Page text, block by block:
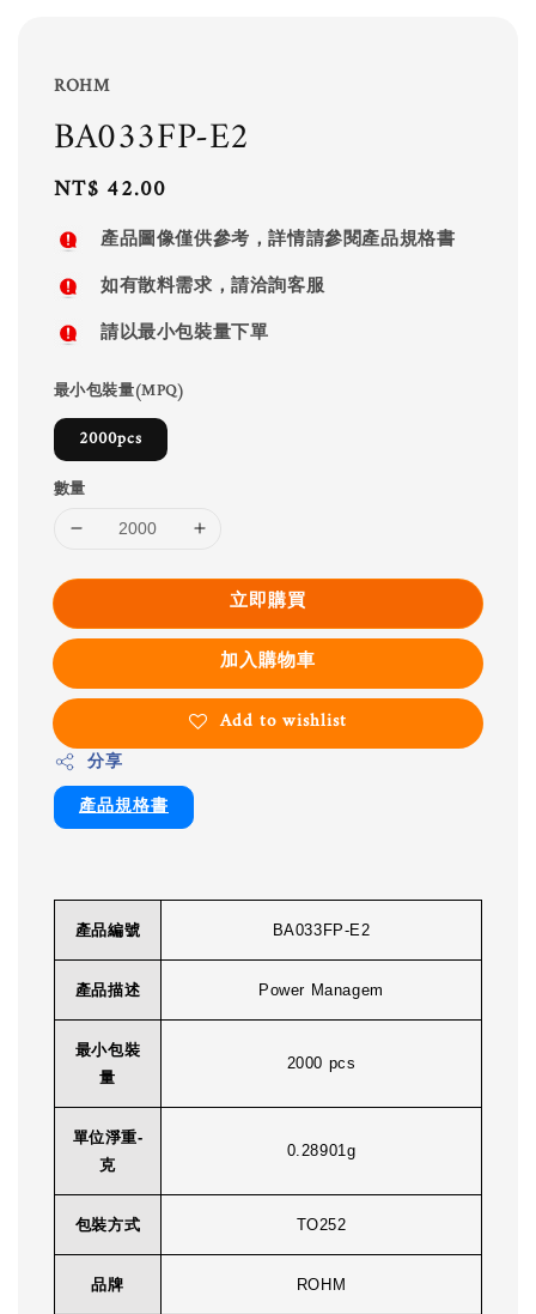
ROHM
BA033FP-E2
Regular
price
NT$ 42.00
產品圖像僅供參考，詳情請參閱產品規格書
如有散料需求，請洽詢客服
請以最小包裝量下單
最小包裝量(MPQ)
2000pcs
數量
立即購買
加入購物車
Add to wishlist
分享
產品規格書
產品編號 BA033FP-E2
產品描述 Power Managem
最小包裝
量
2000 pcs
單位淨重-
克
0.28901g
包裝方式 TO252
品牌 ROHM